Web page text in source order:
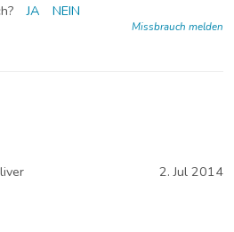
JA NEIN
Missbrauch melden
2. Jul 2014